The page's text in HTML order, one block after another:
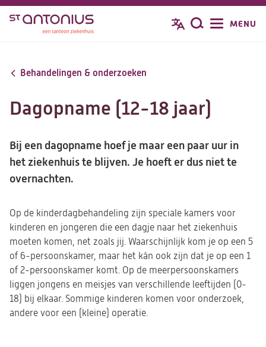
Overslaan
inhoud
Zoeken
MENU
Behandelingen & onderzoeken
Dagopname (12-18 jaar)
Bij een dagopname hoef je maar een paar uur in
het ziekenhuis te blijven. Je hoeft er dus niet te
overnachten.
Op de kinderdagbehandeling zijn speciale kamers voor
kinderen en jongeren die een dagje naar het ziekenhuis
moeten komen, net zoals jij. Waarschijnlijk kom je op een 5
of 6-persoonskamer, maar het kán ook zijn dat je op een 1
of 2-persoonskamer komt. Op de meerpersoonskamers
liggen jongens en meisjes van verschillende leeftijden (0-
18) bij elkaar. Sommige kinderen komen voor onderzoek,
andere voor een (kleine) operatie.